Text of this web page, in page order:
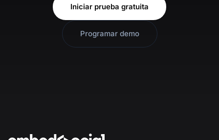
Iniciar prueba gratuita
Programar demo